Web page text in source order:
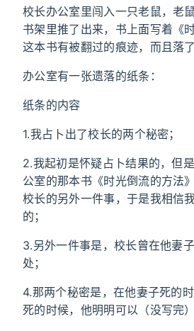
校长办公室里闯入一只老鼠，老
书架里推了出来，书上面写着《
这本书有被翻过的痕迹，而且落了
办公室有一张遗落的纸条：
纸条的内容
1.我占卜出了校长的两个秘密；
2.我起初是怀疑占卜结果的，但
公室的那本书《时光倒流的方法
校长的另外一件事，于是我相信
的；
3.另外一件事是，校长曾在他妻
处；
4.那两个秘密是，在他妻子死的
死的时候，他明明可以（没写完）